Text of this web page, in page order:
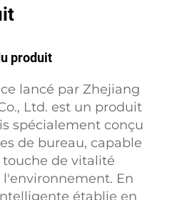
produit
lancé par Zhejiang
Ltd. est un produit
spécialement conçu
de bureau, capable
de vitalité
En
établie en